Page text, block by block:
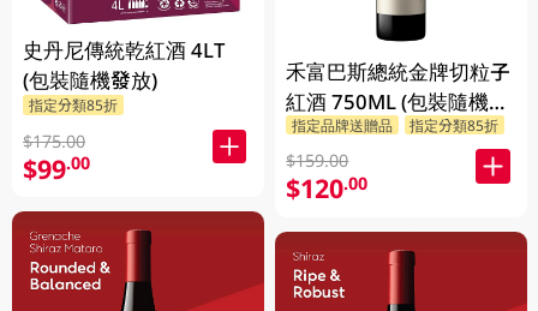
史丹尼傳統乾紅酒 4LT
(包裝隨機發放)
指定分類85折
$175.00
$99.00
禾富巴斯總統金牌切粒子
紅酒 750ML (包裝隨機發
放)
指定品牌送贈品 指定分類85折
$159.00
$120.00